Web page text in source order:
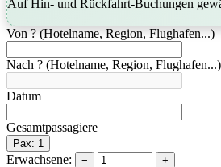
Auf Hin- und Rückfahrt-Buchungen
Von ? (Hotelname, Region, Flughafen...)
Nach ? (Hotelname, Region, Flughafen...)
Datum
Gesamtpassagiere
Pax: 1
Erwachsene: − +